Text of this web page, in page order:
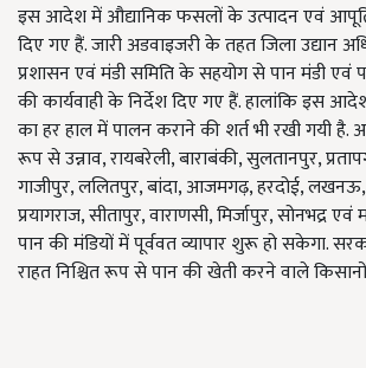
इस आदेश में औद्यानिक फसलों के उत्पादन एवं
दिए गए हैं. जारी अडवाइजरी के तहत जिला उद्यान
प्रशासन एवं मंडी समिति के सहयोग से पान मंडी एवं
की कार्यवाही के निर्देश दिए गए हैं. हालांकि इस
का हर हाल में पालन कराने की शर्त भी रखी गयी
रूप से उन्नाव, रायबरेली, बाराबंकी, सुलतानपुर,
गाजीपुर, ललितपुर, बांदा, आजमगढ़, हरदोई,
प्रयागराज, सीतापुर, वाराणसी, मिर्जापुर, सोनभद्र
पान की मंडियों में पूर्ववत व्यापार शुरू हो सकेगा.
राहत निश्चित रूप से पान की खेती करने वाले